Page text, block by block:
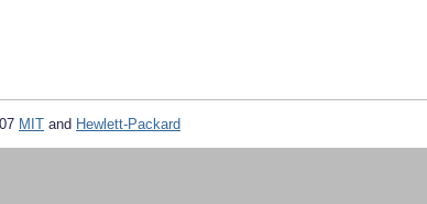
MIT and Hewlett-Packard